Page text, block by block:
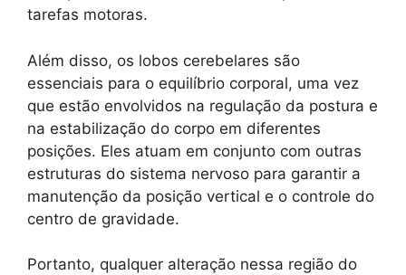
tarefas motoras.
Além disso, os lobos cerebelares são
essenciais para o equilíbrio corporal, uma vez
que estão envolvidos na regulação da postura e
na estabilização do corpo em diferentes
posições. Eles atuam em conjunto com outras
estruturas do sistema nervoso para garantir a
manutenção da posição vertical e o controle do
centro de gravidade.
Portanto, qualquer alteração nessa região do